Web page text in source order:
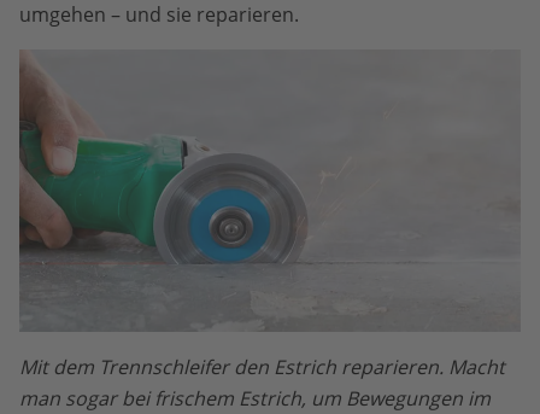
umgehen – und sie reparieren.
Mit dem Trennschleifer den Estrich reparieren. Macht
man sogar bei frischem Estrich, um Bewegungen im